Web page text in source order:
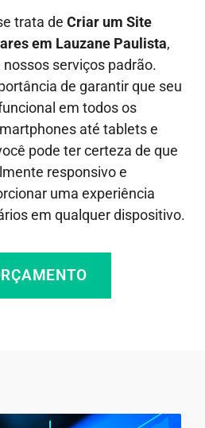
trata de Criar um Site
em Lauzane Paulista,
serviços padrão.
de garantir que seu
em todos os
até tablets e
pode ter certeza de que
responsivo e
uma experiência
em qualquer dispositivo.